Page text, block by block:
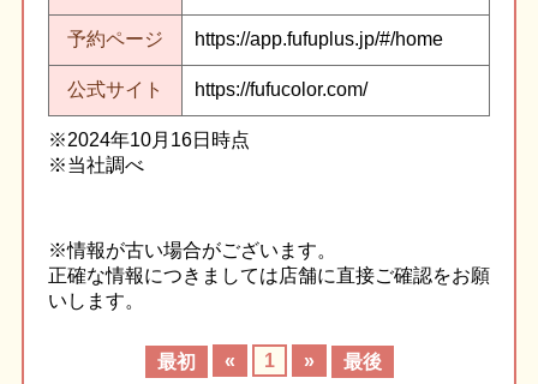
予約ページ https://app.fufuplus.jp/#/home
公式サイト https://fufucolor.com/
※2024年10月16日時点
※当社調べ
※情報が古い場合がございます。
正確な情報につきましては店舗に直接ご確認をお願
いします。
最初 « 1 » 最後